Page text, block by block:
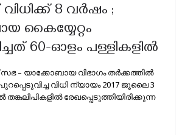
8 വർഷം ;
കൈയ്യേറ്റം
60-ഓളം പള്ളികളിൽ
യാക്കോബായ വിഭാഗം തർക്കത്തിൽ
വിധി ന്യായം 2017 ജൂലൈ 3
രേഖപ്പെടുത്തിയിരിക്കുന്ന